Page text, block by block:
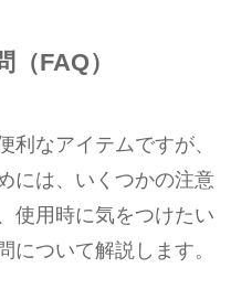
FAQ）
利なアイテムですが、
には、いくつかの注意
使用時に気をつけたい
について解説します。